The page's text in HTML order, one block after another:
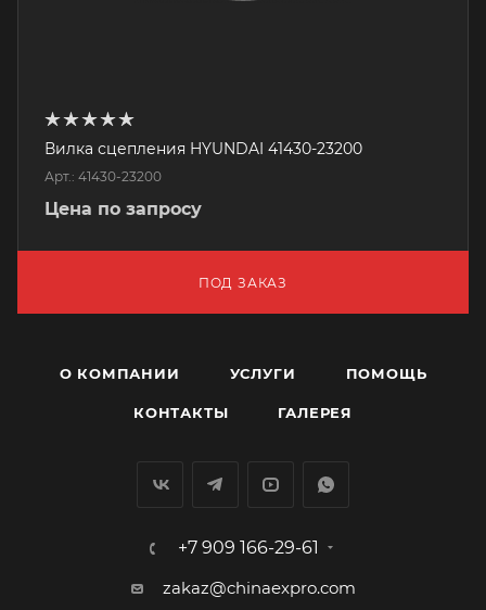
Вилка сцепления HYUNDAI 41430-23200
Арт.: 41430-23200
Цена по запросу
ПОД ЗАКАЗ
О КОМПАНИИ УСЛУГИ ПОМОЩЬ
КОНТАКТЫ ГАЛЕРЕЯ
+7 909 166-29-61
zakaz@chinaexpro.com